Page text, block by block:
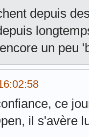
depuis
un peu
ce
il s'avère